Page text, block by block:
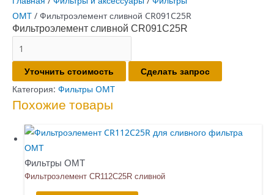
OMT / Фильтроэлемент сливной CR091C25R
Фильтроэлемент сливной CR091C25R
товара
Фильтроэлемент
сливной
CR091C25R
Уточнить стоимость
Сделать запрос
Категория: Фильтры OMT
Похожие товары
Фильтры OMT
Фильтроэлемент CR112C25R сливной